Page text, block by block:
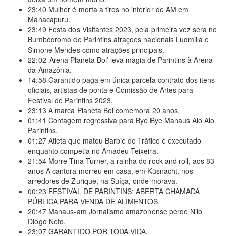
23:40 Mulher é morta a tiros no interior do AM em
Manacapuru.
23:49 Festa dos Visitantes 2023, pela primeira vez sera no
Bumbódromo de Parintins atraçoes nacionais Ludmilla e
Simone Mendes como atrações principais.
22:02 ‘Arena Planeta Boi’ leva magia de Parintins à Arena
da Amazônia.
14:58 Garantido paga em única parcela contrato dos itens
oficiais, artistas de ponta e Comissão de Artes para
Festival de Parintins 2023.
23:13 A marca Planeta Boi comemora 20 anos.
01:41 Contagem regressiva para Bye Bye Manaus Alo Alo
Parintins.
01:27 Atleta que matou Barbie do Tráfico é executado
enquanto competia no Amadeu Teixeira.
21:54 Morre Tina Turner, a rainha do rock and roll, aos 83
anos A cantora morreu em casa, em Küsnacht, nos
arredores de Zurique, na Suíça, onde morava.
00:23 FESTIVAL DE PARINTINS: ABERTA CHAMADA
PÚBLICA PARA VENDA DE ALIMENTOS.
20:47 Manaus-am Jornalismo amazonense perde Nilo
Diogo Neto.
23:07 GARANTIDO POR TODA VIDA.